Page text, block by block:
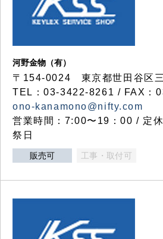
河野金物（有）
〒154-0024 東京都世田谷区
TEL：03-3422-8261 / FAX：
ono-kanamono@nifty.com
営業時間：7:00〜19：00 / 定
祭日
販売可 工事・取付可